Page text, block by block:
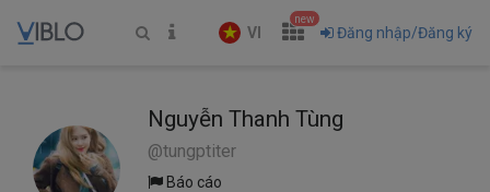
VI
new
Đăng nhập/Đăng ký
Nguyễn Thanh Tùng
@tungptiter
Báo cáo